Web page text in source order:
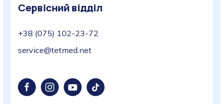
Сервісний відділ
+38 (075) 102-23-72
service@tetmed.net